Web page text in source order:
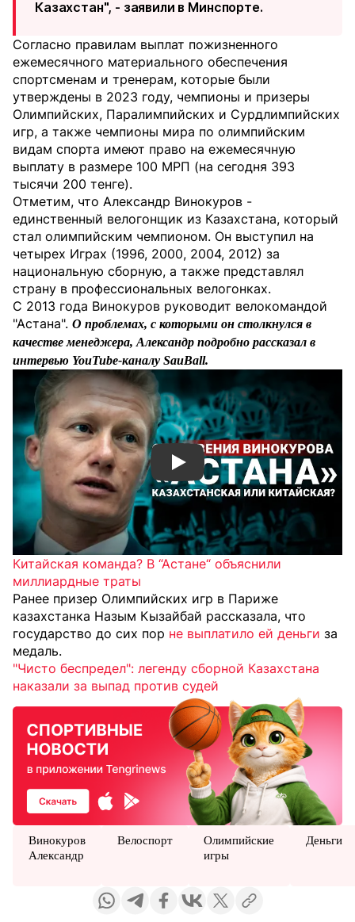
Казахстан", - заявили в Минспорте.
Согласно правилам выплат пожизненного
ежемесячного материального обеспечения
спортсменам и тренерам, которые были
утверждены в 2023 году, чемпионы и призеры
Олимпийских, Паралимпийских и Сурдлимпийских
игр, а также чемпионы мира по олимпийским
видам спорта имеют право на ежемесячную
выплату в размере 100 МРП (на сегодня 393
тысячи 200 тенге).
Отметим, что Александр Винокуров -
единственный велогонщик из Казахстана, который
стал олимпийским чемпионом. Он выступил на
четырех Играх (1996, 2000, 2004, 2012) за
национальную сборную, а также представлял
страну в профессиональных велогонках.
С 2013 года Винокуров руководит велокомандой
"Астана". О проблемах, с которыми он столкнулся в
качестве менеджера, Александр подробно рассказал в
интервью YouTube-каналу SauBall.
Смотреть видео YouTube
Китайская команда? В “Астане“ объяснили
миллиардные траты
Ранее призер Олимпийских игр в Париже
казахстанка Назым Кызайбай рассказала, что
государство до сих пор не выплатило ей деньги за
медаль.
"Чисто беспредел": легенду сборной Казахстана
наказали за выпад против судей
Винокуров
Александр
Велоспорт
Олимпийские
игры
Деньги